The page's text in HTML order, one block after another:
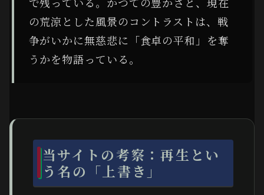
の荒涼とした風景のコントラストは、戦
争がいかに無慈悲に「食卓の平和」を奪
うかを物語っている。
当サイトの考察：再生とい
う名の「上書き」